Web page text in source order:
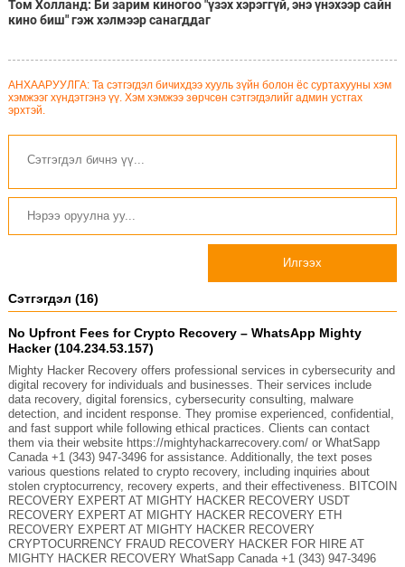
Том Холланд: Би зарим киногоо "үзэх хэрэггүй, энэ үнэхээр сайн
кино биш" гэж хэлмээр санагддаг
АНХААРУУЛГА: Та сэтгэгдэл бичихдээ хууль зүйн болон ёс суртахууны хэм
хэмжээг хүндэтгэнэ үү. Хэм хэмжээ зөрчсөн сэтгэгдэлийг админ устгах
эрхтэй.
Илгээх
Сэтгэгдэл (16)
No Upfront Fees for Crypto Recovery – WhatsApp Mighty
Hacker (104.234.53.157)
Mighty Hacker Recovery offers professional services in cybersecurity and
digital recovery for individuals and businesses. Their services include
data recovery, digital forensics, cybersecurity consulting, malware
detection, and incident response. They promise experienced, confidential,
and fast support while following ethical practices. Clients can contact
them via their website https://mightyhackarrecovery.com/ or WhatSapp
Canada +1 (343) 947-3496 for assistance. Additionally, the text poses
various questions related to crypto recovery, including inquiries about
stolen cryptocurrency, recovery experts, and their effectiveness. BITCOIN
RECOVERY EXPERT AT MIGHTY HACKER RECOVERY USDT
RECOVERY EXPERT AT MIGHTY HACKER RECOVERY ETH
RECOVERY EXPERT AT MIGHTY HACKER RECOVERY
CRYPTOCURRENCY FRAUD RECOVERY HACKER FOR HIRE AT
MIGHTY HACKER RECOVERY WhatSapp Canada +1 (343) 947-3496